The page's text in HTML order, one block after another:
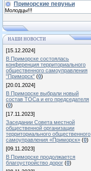
Приморские певуньи
Молодцы!!!
НАШИ НОВОСТИ
[15.12.2024]
В Приморске состоялась
конференция территориального
общественного самоуправления
"Приморск" (0)
[20.01.2024]
В Приморске выбрали новый
состав ТОСа и его председателя
(0)
[17.11.2023]
Заседании Совета местной
общественной организации
территориального общественного
самоуправления «Приморск» (0)
[09.11.2023]
В Приморске продолжается
благоустройство дорог (0)